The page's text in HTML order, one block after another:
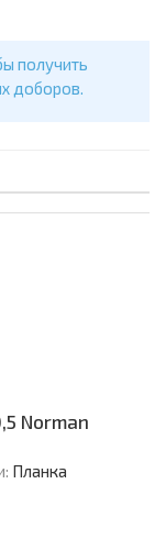
получить
доборов.
Norman
Планка